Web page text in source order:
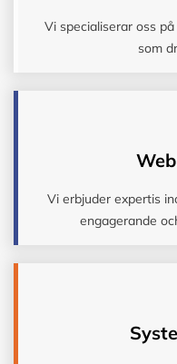
Vi specialiserar oss
som
Vi erbjuder expertis
engagerande